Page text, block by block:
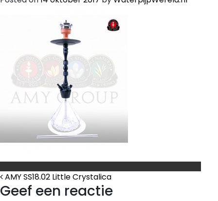
Bericht Navigatie
AMY SS18.02 Little Crystalica
Geef een reactie